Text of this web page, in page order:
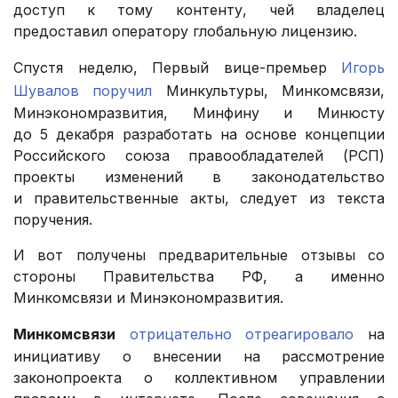
доступ к тому контенту, чей владелец
предоставил оператору глобальную лицензию.
Спустя неделю, Первый вице-премьер Игорь
Шувалов поручил Минкультуры, Минкомсвязи,
Минэкономразвития, Минфину и Минюсту
до 5 декабря разработать на основе концепции
Российского союза правообладателей (РСП)
проекты изменений в законодательство
и правительственные акты, следует из текста
поручения.
И вот получены предварительные отзывы со
стороны Правительства РФ, а именно
Минкомсвязи и Минэкономразвития.
Минкомсвязи отрицательно отреагировало на
инициативу о внесении на рассмотрение
законопроекта о коллективном управлении